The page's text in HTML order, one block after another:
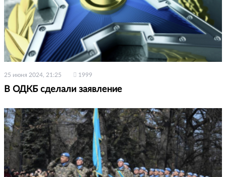
25 июня 2024, 21:25 1999
В ОДКБ сделали заявление